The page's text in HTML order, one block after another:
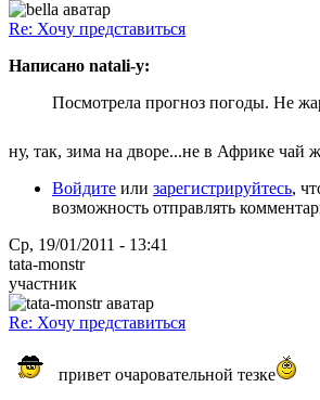
Re: Хочу представиться
Написано natali-y:
Посмотрела прогноз погоды. Не
ну, так, зима на дворе...не в Африке чай
Войдите или зарегистрируйтесь,
возможность отправлять
Ср, 19/01/2011 - 13:41
tata-monstr
участник
Re: Хочу представиться
привет очаровательной тезке